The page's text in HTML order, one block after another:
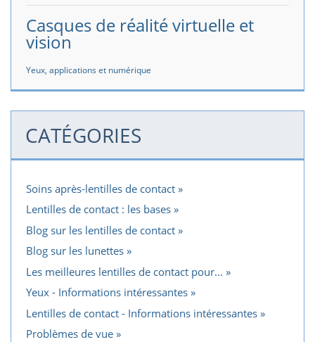
Casques de réalité virtuelle et
vision
Yeux, applications et numérique
CATÉGORIES
Soins après-lentilles de contact
Lentilles de contact : les bases
Blog sur les lentilles de contact
Blog sur les lunettes
Les meilleures lentilles de contact pour...
Yeux - Informations intéressantes
Lentilles de contact - Informations intéressantes
Problèmes de vue